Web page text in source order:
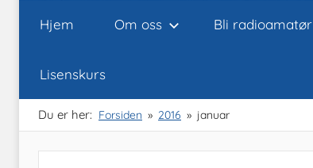
Oslogruppen
av
NRRL
Hjem Om oss Bli radioamatør
Lisenskurs
Du er her: Forsiden 2016 januar